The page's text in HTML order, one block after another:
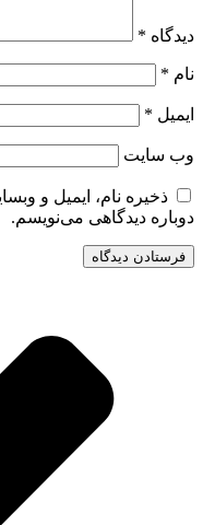
دیدگاه *
نام *
ایمیل *
وب‌ سایت
ذخیره نام، ایمیل و
دوباره دیدگاهی می‌نویسم.